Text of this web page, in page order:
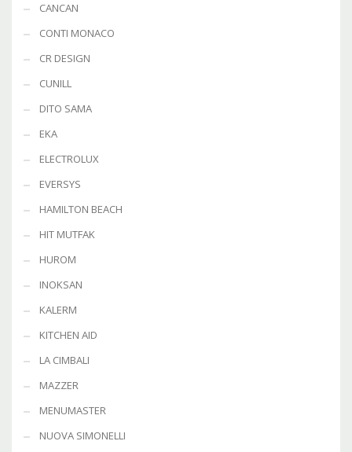
CANCAN
CONTI MONACO
CR DESIGN
CUNILL
DITO SAMA
EKA
ELECTROLUX
EVERSYS
HAMILTON BEACH
HIT MUTFAK
HUROM
INOKSAN
KALERM
KITCHEN AID
LA CIMBALI
MAZZER
MENUMASTER
NUOVA SIMONELLI